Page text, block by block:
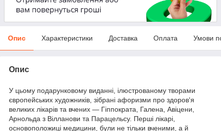
Опис Характеристики Доставка Оплата Умови
Опис
У цьому подарунковому виданні, ілюстрованому творами
європейських художників, зібрані афоризми про здоров'я
великих лікарів та вчених — Гіппократа, Галена, Авіцени,
Арнольда з Вілланови та Парацельсу. Перші лікарі,
основоположиці медицини, були не тільки вченими, а й